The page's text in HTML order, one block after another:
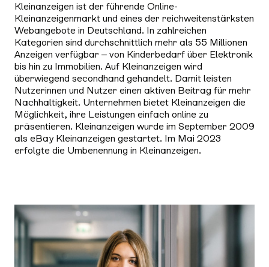
Kleinanzeigen ist der führende Online-
Kleinanzeigenmarkt und eines der reichweitenstärksten
Webangebote in Deutschland. In zahlreichen
Kategorien sind durchschnittlich mehr als 55 Millionen
Anzeigen verfügbar – von Kinderbedarf über Elektronik
bis hin zu Immobilien. Auf Kleinanzeigen wird
überwiegend secondhand gehandelt. Damit leisten
Nutzerinnen und Nutzer einen aktiven Beitrag für mehr
Nachhaltigkeit. Unternehmen bietet Kleinanzeigen die
Möglichkeit, ihre Leistungen einfach online zu
präsentieren. Kleinanzeigen wurde im September 2009
als eBay Kleinanzeigen gestartet. Im Mai 2023
erfolgte die Umbenennung in Kleinanzeigen.